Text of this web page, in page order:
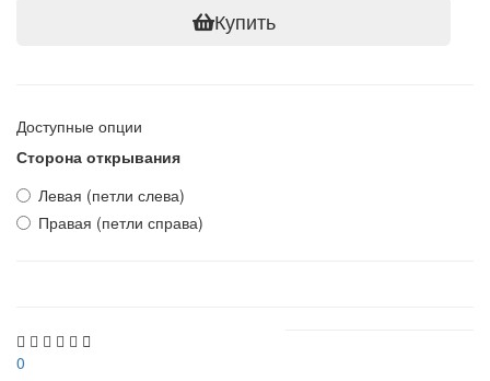
Купить
Доступные опции
Сторона открывания
Левая (петли слева)
Правая (петли справа)
0